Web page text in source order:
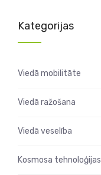
Kategorijas
Viedā mobilitāte
Viedā ražošana
Viedā veselība
Kosmosa tehnoloģijas